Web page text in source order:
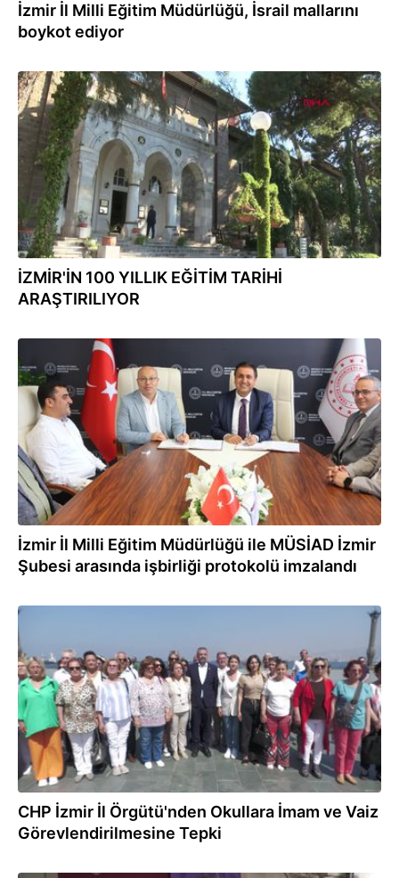
İzmir İl Milli Eğitim Müdürlüğü, İsrail mallarını
boykot ediyor
21.10.2023
İZMİR'İN 100 YILLIK EĞİTİM TARİHİ
ARAŞTIRILIYOR
24.07.2023
İzmir İl Milli Eğitim Müdürlüğü ile MÜSİAD İzmir
Şubesi arasında işbirliği protokolü imzalandı
CHP İzmir İl Örgütü'nden Okullara İmam ve Vaiz
Görevlendirilmesine Tepki